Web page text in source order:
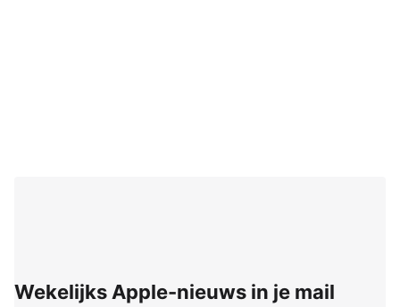
Wekelijks Apple-nieuws in je mail